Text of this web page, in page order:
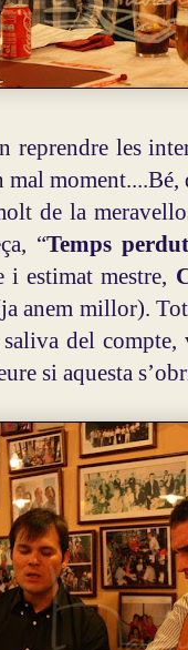
reprendre les
mal
de la
“Temps
estimat mestre,
anem millor).
del
si aquesta